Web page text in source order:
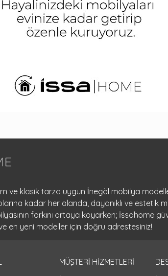
ve klasik tarza uygun İnegöl mobilya
kadar her alanda, dayanıklı ve estetik
farkını ortaya koyarken; İssahome
en yeni modeller için doğru adrestesiniz!
MÜŞTERİ HİZMETLERİ